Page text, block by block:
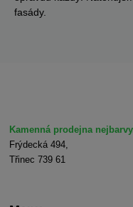
fasády.
Kamenná prodejna
Frýdecká 494,
Třinec 739 61